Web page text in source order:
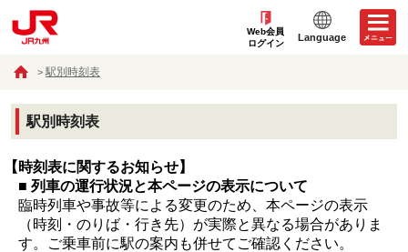
Web会員
ログイン
Language
駅別時刻表
駅別時刻表
【時刻表に関するお知らせ】
■ 列車の運行状況と本ページの表示について
臨時列車や事故等による変更のため、本ページの表示
（時刻・のりば・行き先）が実際と異なる場合がありま
す。ご乗車前に駅の案内も併せてご確認ください。